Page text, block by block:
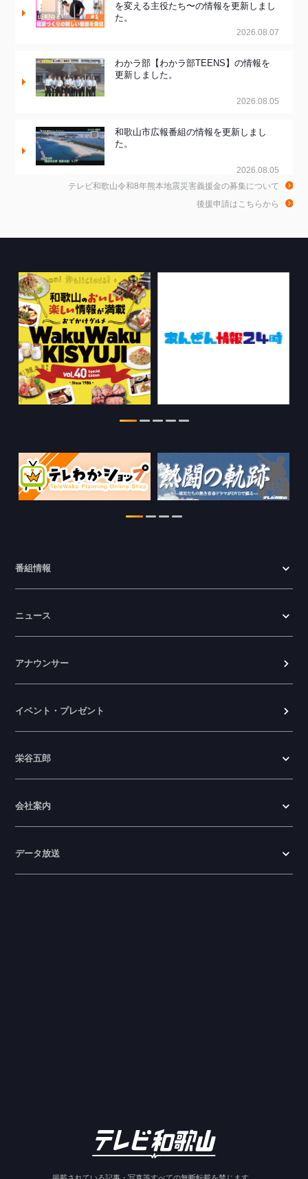
を変える主役たち〜の情報を更新しまし
た。
2026.08.07
わかラ部【わかラ部TEENS】の情報を
更新しました。
2026.08.05
和歌山市広報番組の情報を更新しまし
た。
2026.08.05
和歌山de乾杯！の情報を更新しました。
2026.08.04
きのくに21の情報を更新しました。
ちゃぶ台おかわりの情報を更新しまし
た。
情報を更新しました。
特別番組【8月】の情報を更新しました。
2026.07.28
わかやま医療ナビの情報を更新しまし
WTV NEWS6【ここ押し！】の情報を更
テレビ和歌山令和8年熊本地震災害義援金の募集について
後援申請はこちらから
番組情報
ニュース
アナウンサー
イベント・プレゼント
栄谷五郎
会社案内
データ放送